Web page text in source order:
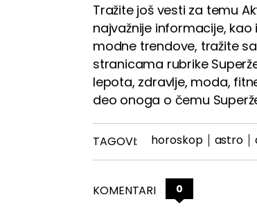
Tražite još vesti za temu
najvažnije informacije,
modne trendove, tražite
stranicama rubrike
lepota, zdravlje, moda,
deo onoga o čemu
TAGOVI: horoskop astro
KOMENTARI 0